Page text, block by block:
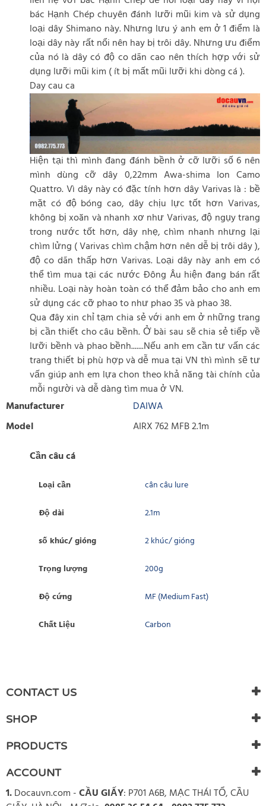
bác Hạnh Chép chuyên đánh lưỡi mũi kim và sử dụng
loại dây Shimano này. Nhưng lưu ý anh em ở 1 điểm là
loại dây này rất nổi nên hay bị trôi dây. Nhưng ưu điểm
của nó là dây có độ co dãn cao nên thích hợp với sử
dụng lưỡi mũi kim ( ít bị mất mũi lưỡi khi dòng cá ).
Day cau ca
Hiện tại thì mình đang đánh bềnh ở cỡ lưỡi số 6 nên
mình dùng cỡ dây 0,22mm Awa-shima Ion Camo
Quattro. Vì dây này có đặc tính hơn dây Varivas là : bề
mặt có độ bóng cao, dây chịu lực tốt hơn Varivas,
không bị xoăn và nhanh xơ như Varivas, độ ngụy trang
trong nước tốt hơn, dây nhẹ, chìm nhanh nhưng lại
chìm lửng ( Varivas chìm chậm hơn nên dễ bị trôi dây ),
độ co dãn thấp hơn Varivas. Loại dây này anh em có
thể tìm mua tại các nước Đông Âu hiện đang bán rất
nhiều. Loại này hoàn toàn có thể đảm bảo cho anh em
sử dụng các cỡ phao to như phao 35 và phao 38.
Qua đây xin chỉ tạm chia sẻ với anh em ở những trang
bị cần thiết cho câu bềnh. Ở bài sau sẽ chia sẻ tiếp về
lưỡi bềnh và phao bềnh.......Nếu anh em cần tư vấn các
trang thiết bị phù hợp và dễ mua tại VN thì mình sẽ tư
vấn giúp anh em lựa chon theo khả năng tài chính của
mỗi người và dễ dàng tìm mua ở VN.
Manufacturer
DAIWA
Model
AIRX 762 MFB 2.1m
Cần câu cá
Loại cần cân câu lure
Độ dài 2.1m
số khúc/ gióng 2 khúc/ gióng
Trọng lượng 200g
Độ cứng MF (Medium Fast)
Chất Liệu Carbon
There are currently no product reviews. Be the first who write
review
CONTACT US
SHOP
PRODUCTS
ACCOUNT
1.Docauvn.com -CẦU GIẤY: P701 A6B, MẠC THÁI TỔ, CẦU